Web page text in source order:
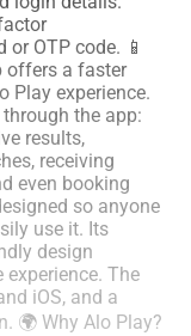
OTP code. 📱
offers a faster
Play experience.
the app:
results,
receiving
even booking
so anyone
use it. Its
design
The
iOS, and a
🌍 Why Alo Play?